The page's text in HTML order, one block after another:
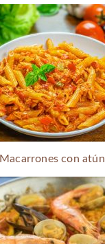
Macarrones con atún